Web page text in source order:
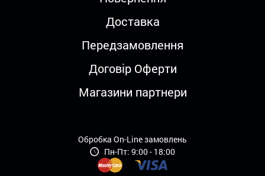
Доставка
Передзамовлення
Договір Оферти
Магазини партнери
Обробка On-Line замовлень
Пн-Пт: 9:00 - 18:00